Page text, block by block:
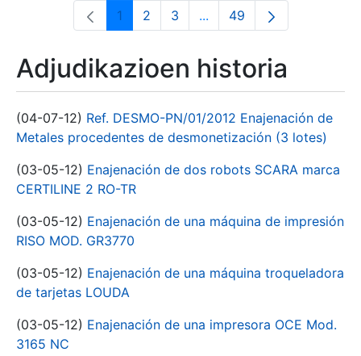
Orrialdea
1 Orrialdea
2 Orrialdea
3 ...Intermediate Pages Use
Orrialdea
49
Adjudikazioen historia
(04-07-12) Ref. DESMO-PN/01/2012 Enajenación de
Metales procedentes de desmonetización (3 lotes)
(03-05-12) Enajenación de dos robots SCARA marca
CERTILINE 2 RO-TR
(03-05-12) Enajenación de una máquina de impresión
RISO MOD. GR3770
(03-05-12) Enajenación de una máquina troqueladora
de tarjetas LOUDA
(03-05-12) Enajenación de una impresora OCE Mod.
3165 NC